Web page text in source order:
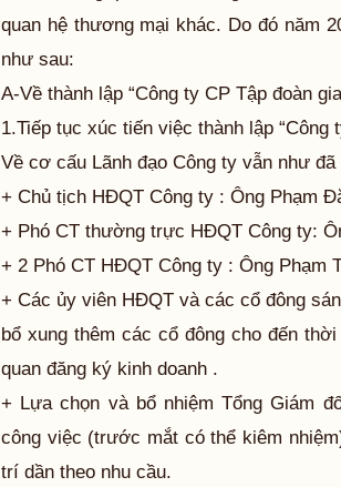
quan hệ thương mại khác. Do đó năm
như sau:
A-Về thành lập “Công ty CP Tập đoàn
1.Tiếp tục xúc tiến việc thành lập “Công
Về cơ cấu Lãnh đạo Công ty vẫn như
+ Chủ tịch HĐQT Công ty : Ông Phạm
+ Phó CT thường trực HĐQT Công ty:
+ 2 Phó CT HĐQT Công ty : Ông Phạm
+ Các ủy viên HĐQT và các cổ đông
bổ xung thêm các cổ đông cho đến
quan đăng ký kinh doanh .
+ Lựa chọn và bổ nhiệm Tổng Giám
công việc (trước mắt có thể kiêm
trí dần theo nhu cầu.